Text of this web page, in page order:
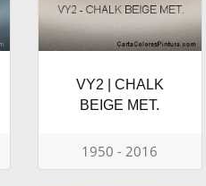
VY2 | CHALK
BEIGE MET.
1950 - 2016